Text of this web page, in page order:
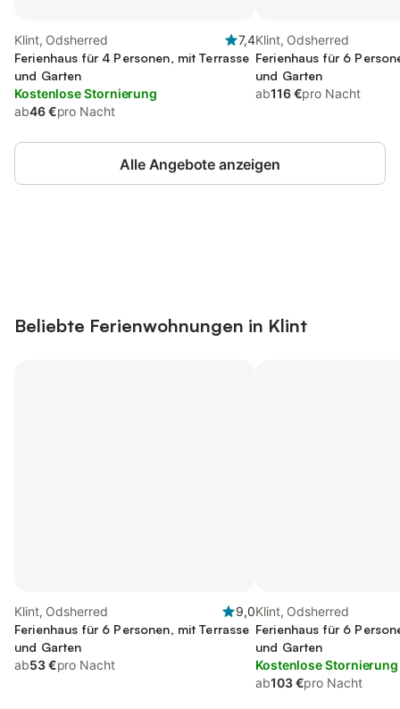
Klint, Odsherred
7,4
Ferienhaus für 4 Personen, mit Terrasse
und Garten
Kostenlose Stornierung
ab46 €pro Nacht
Klint, Odsherred
Ferienhaus für 6
und Garten
ab116 €pro Nacht
Alle Angebote anzeigen
Beliebte Ferienwohnungen in Klint
Klint, Odsherred
9,0
Ferienhaus für 6 Personen, mit Terrasse
und Garten
ab53 €pro Nacht
Klint, Odsherred
Ferienhaus für 6
und Garten
Kostenlose Stornierung
ab103 €pro Nacht